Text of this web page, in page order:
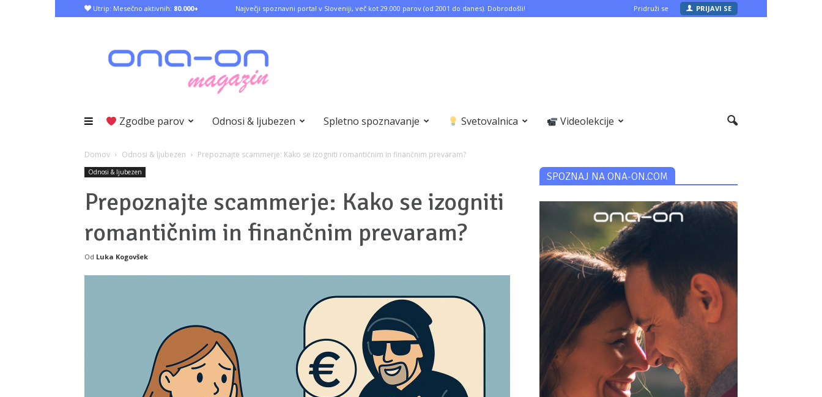
Utrip: Mesečno aktivnih: 80.000+ Največji spoznavni portal v Sloveniji, več kot 29.000 parov (od 2001 do danes). Dobrodošli! Pridruži se PRIJAVI SE
Zgodbe parov Odnosi & ljubezen Spletno spoznavanje Svetovalnica Videolekcije
Domov Odnosi & ljubezen Prepoznajte scammerje: Kako se izogniti romantičnim in finančnim prevaram?
Odnosi & ljubezen
Prepoznajte scammerje: Kako se izogniti
romantičnim in finančnim prevaram?
Od Luka Kogovšek
SPOZNAJ NA ONA-ON.COM